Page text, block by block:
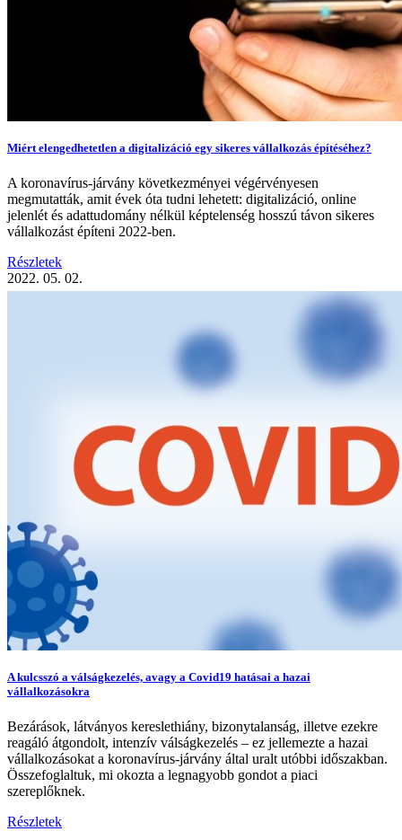
Miért elengedhetetlen a digitalizáció egy sikeres vállalkozás építéséhez?
A koronavírus-járvány következményei végérvényesen
megmutatták, amit évek óta tudni lehetett: digitalizáció, online
jelenlét és adattudomány nélkül képtelenség hosszú távon sikeres
vállalkozást építeni 2022-ben.
Részletek
2022. 05. 02.
A kulcsszó a válságkezelés, avagy a Covid19 hatásai a hazai
vállalkozásokra
Bezárások, látványos kereslethiány, bizonytalanság, illetve ezekre
reagáló átgondolt, intenzív válságkezelés – ez jellemezte a hazai
vállalkozásokat a koronavírus-járvány által uralt utóbbi időszakban.
Összefoglaltuk, mi okozta a legnagyobb gondot a piaci
szereplőknek.
Részletek